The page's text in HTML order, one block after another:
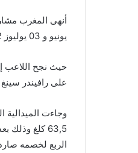
يونيو و 03 يوليوز 2022، بتحقيق ثلاث ميداليات.
على رافيندر
وجاءت
63,5 كلغ
الربع لخصمه